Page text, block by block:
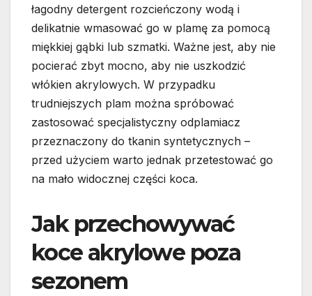
łagodny detergent rozcieńczony wodą i
delikatnie wmasować go w plamę za pomocą
miękkiej gąbki lub szmatki. Ważne jest, aby nie
pocierać zbyt mocno, aby nie uszkodzić
włókien akrylowych. W przypadku
trudniejszych plam można spróbować
zastosować specjalistyczny odplamiacz
przeznaczony do tkanin syntetycznych –
przed użyciem warto jednak przetestować go
na mało widocznej części koca.
Jak przechowywać
koce akrylowe poza
sezonem